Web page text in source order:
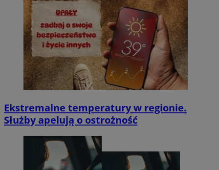
Ekstremalne temperatury w regionie.
Służby apelują o ostrożność